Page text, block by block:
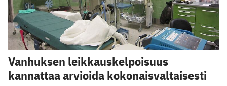
Vanhuksen leikkauskelpoisuus
kannattaa arvioida kokonaisvaltaisesti